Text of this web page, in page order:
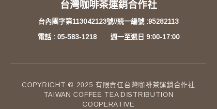
台灣咖啡茶運銷合作社
台內團字第113042123號//統一編號 :95282113
電話 : 05-583-1218 週一至週日 9:00-17:00
COPYRIGHT © 2025 有限責任台灣咖啡茶運銷合作社
TAIWAN COFFEE TEA DISTRIBUTION
COOPERATIVE